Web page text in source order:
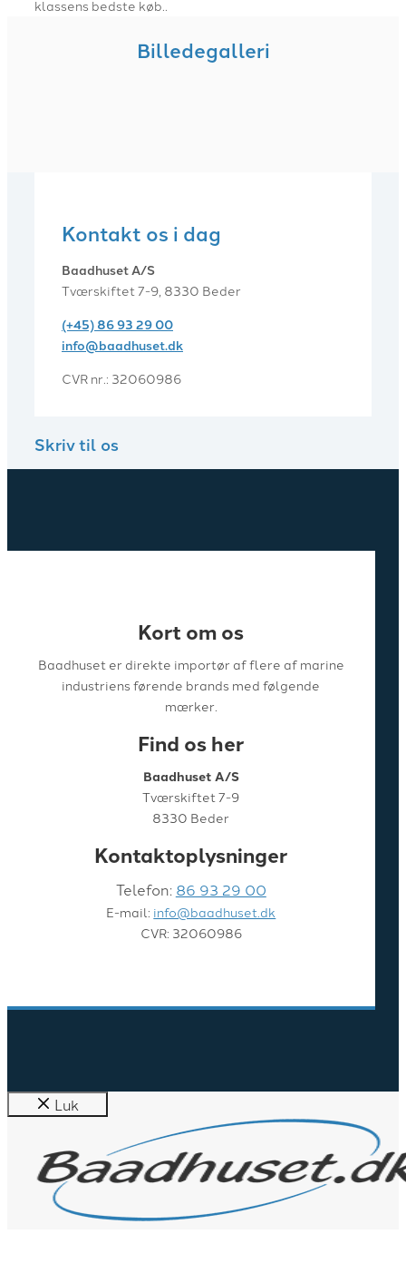
klassens bedste køb..
Billedegalleri
Kontakt os i dag
Baadhuset A/S
Tværskiftet 7-9, 8330 Beder
(+45) 86 93 29 00
info@baadhuset.dk​
CVR nr.: 32060986
Skriv til os
Kort om os
Baadhuset er direkte importør af flere af marine
industriens førende brands med følgende
mærker.
Find os her
Baadhuset A/S
Tværskiftet 7-9
8330 Beder
Kontaktoplysninger
Telefon: 86 93 29 00
E-mail: info@baadhuset.dk
CVR: 32060986
Luk